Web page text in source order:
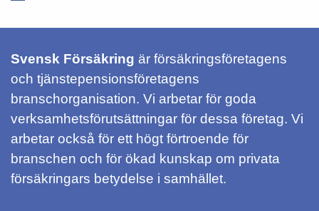
Svensk Försäkring är försäkringsföretagens
och tjänstepensionsföretagens
branschorganisation. Vi arbetar för goda
verksamhetsförutsättningar för dessa företag. Vi
arbetar också för ett högt förtroende för
branschen och för ökad kunskap om privata
försäkringars betydelse i samhället.